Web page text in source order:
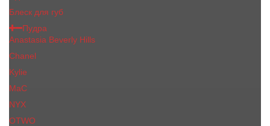
Блеск для губ
Пудра
Anastasia Beverly Hills
Chanel
Kylie
MaC
NYX
OTWO